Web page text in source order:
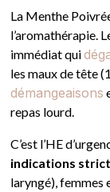
La Menthe
l’aromathérapie.
immédiat qui
les maux de tête
démangeaisons
repas lourd.
C’est l’HE
indications
laryngé), femmes